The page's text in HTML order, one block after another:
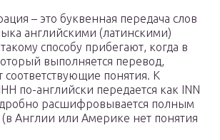
– это буквенная передача слов
английскими (латинскими)
способу прибегают, когда в
выполняется перевод,
соответствующие понятия. К
по-английски передается как INN
расшифровывается полным
Англии или Америке нет понятия